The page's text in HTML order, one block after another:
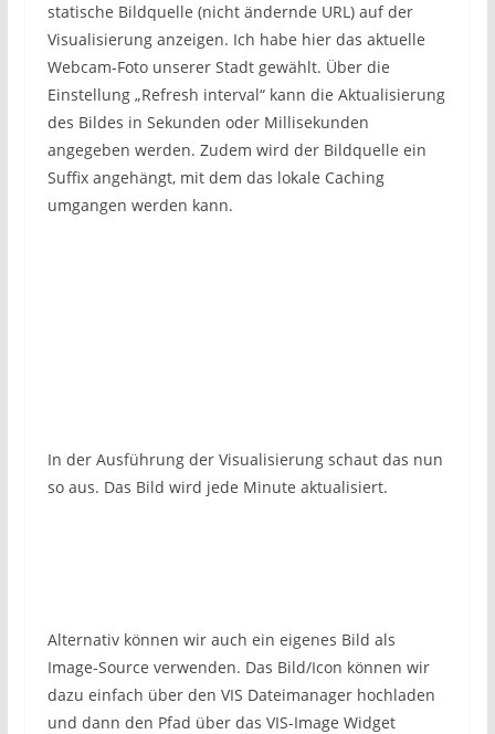
statische Bildquelle (nicht ändernde URL) auf der
Visualisierung anzeigen. Ich habe hier das aktuelle
Webcam-Foto unserer Stadt gewählt. Über die
Einstellung „Refresh interval“ kann die Aktualisierung
des Bildes in Sekunden oder Millisekunden
angegeben werden. Zudem wird der Bildquelle ein
Suffix angehängt, mit dem das lokale Caching
umgangen werden kann.
In der Ausführung der Visualisierung schaut das nun
so aus. Das Bild wird jede Minute aktualisiert.
Alternativ können wir auch ein eigenes Bild als
Image-Source verwenden. Das Bild/Icon können wir
dazu einfach über den VIS Dateimanager hochladen
und dann den Pfad über das VIS-Image Widget